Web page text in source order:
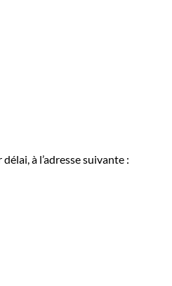
à l’adresse suivante :